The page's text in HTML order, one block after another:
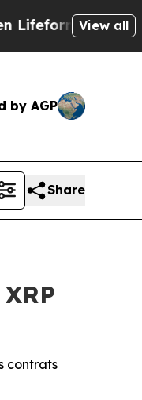
for View all
by AGP
Share
contrats